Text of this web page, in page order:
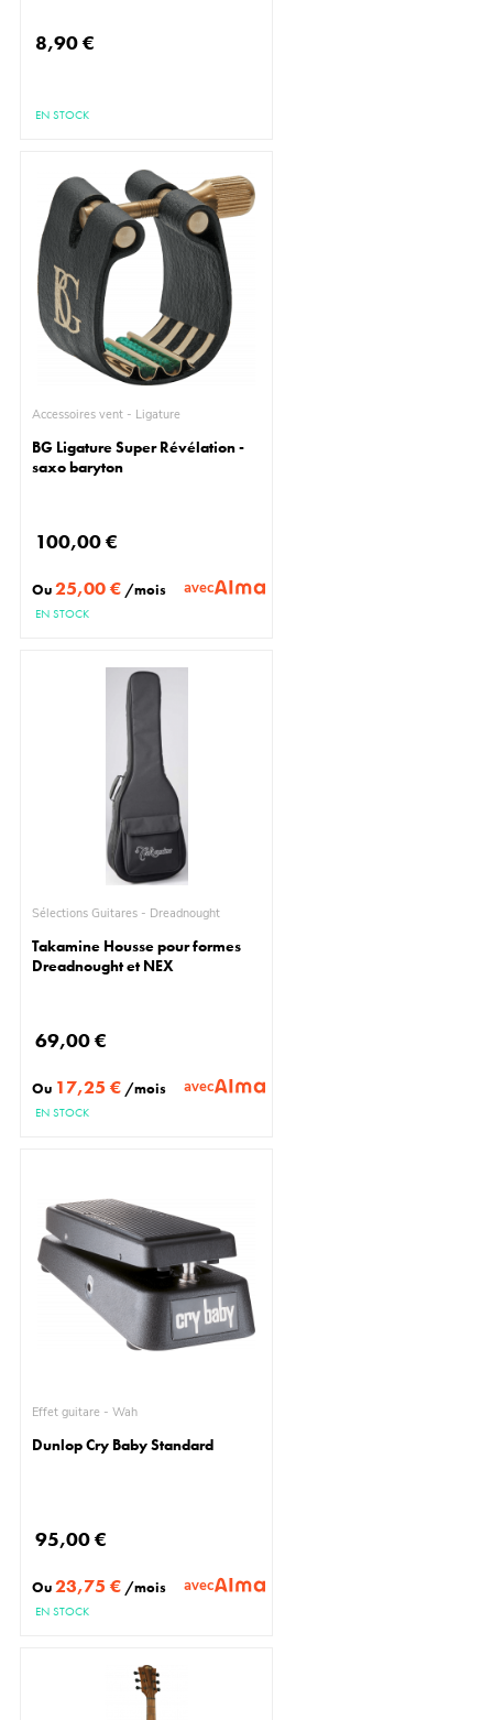
8,90 €
EN STOCK
Accessoires vent - Ligature
BG Ligature Super Révélation -
saxo baryton
100,00 €
Ou25,00 € /mois avec
EN STOCK
Sélections Guitares - Dreadnought
Takamine Housse pour formes
Dreadnought et NEX
69,00 €
Ou 17,25 € /mois avec
EN STOCK
Effet guitare - Wah
Dunlop Cry Baby Standard
95,00 €
Ou23,75 € /mois avec
EN STOCK